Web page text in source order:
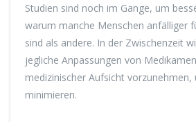
Studien sind noch im Gange, um
warum manche Menschen anfälliger
sind als andere. In der Zwischenzeit
jegliche Anpassungen von
medizinischer Aufsicht vorzunehmen,
minimieren.